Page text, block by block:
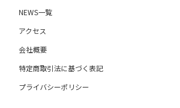
NEWS一覧
アクセス
会社概要
特定商取引法に基づく表記
プライバシーポリシー